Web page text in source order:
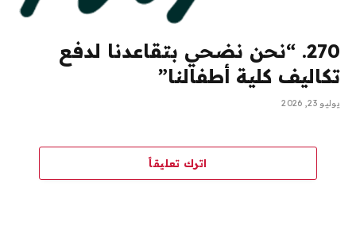
270. “نحن نضحي بتقاعدنا لدفع
تكاليف كلية أطفالنا”
يوليو 23, 2026
اترك تعليقاً